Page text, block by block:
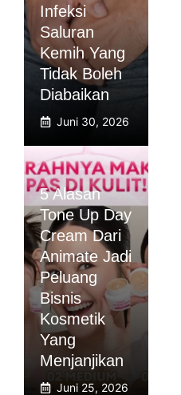
Infeksi
Saluran
Kemih Yang
Tidak Boleh
Diabaikan
Juni 30, 2026
5 Alasan
Tone Up Day
Cream Dari
Animate Jadi
Peluang
Bisnis
Kosmetik
Yang
Menjanjikan
Juni 25, 2026